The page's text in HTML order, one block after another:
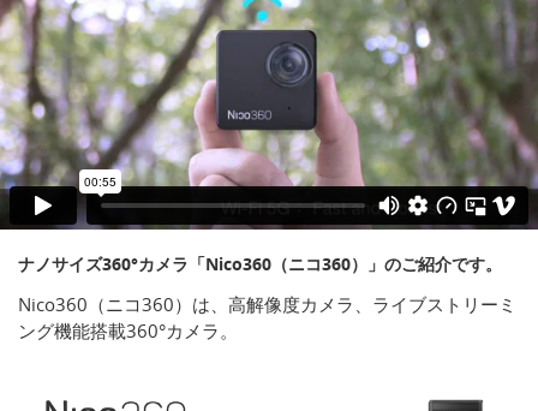
ナノサイズ360°カメラ「Nico360（ニコ360）」のご紹介です。
Nico360（ニコ360）は、高解像度カメラ、ライブストリーミ
ング機能搭載360°カメラ。